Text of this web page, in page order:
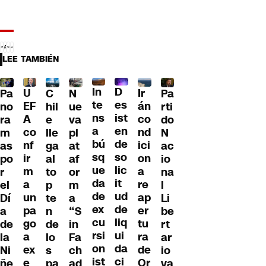
LEE TAMBIÉN
Pa
no
ra
m
as
po
r
el
Dí
a
de
la
Ni
U
EF
A
co
nf
ir
m
a
un
pa
go
a
ex
e
C
hil
e
lle
ga
al
to
p
te
n
de
lo
s
N
ue
va
pl
at
af
or
m
a
“S
in
Fa
ch
In
te
ns
a
bú
sq
ue
da
de
ex
cu
rsi
on
ist
D
es
ist
en
de
so
lic
it
ud
de
liq
ui
da
ci
Ir
án
co
nd
ici
on
a
re
ap
er
tu
ra
de
Pa
rti
do
N
ac
io
na
l
Li
be
rt
ar
io